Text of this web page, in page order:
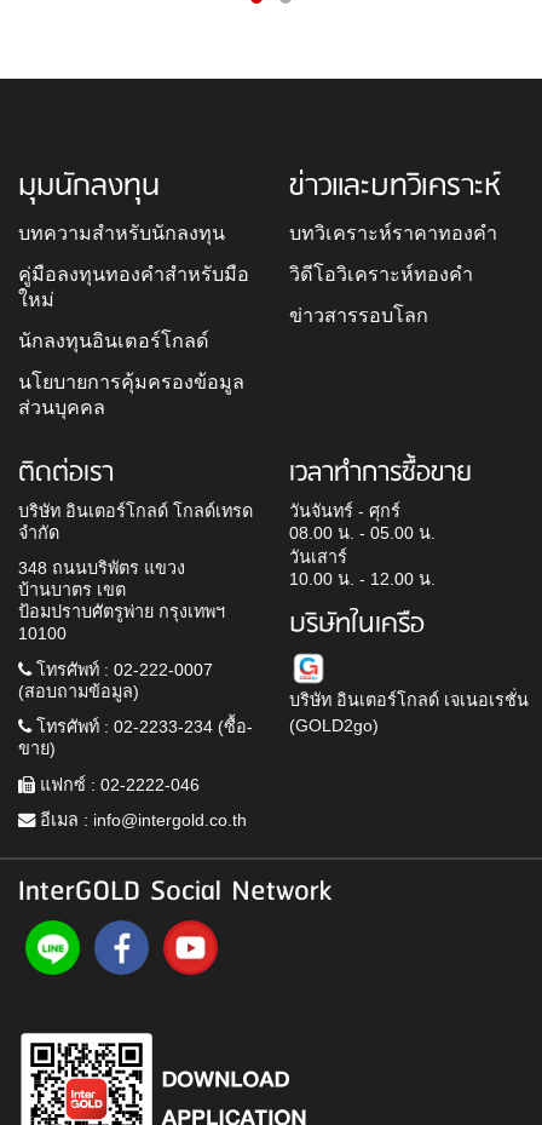
มุมนักลงทุน
บทความสำหรับนักลงทุน
คู่มือลงทุนทองคำสำหรับมือ
ใหม่
นักลงทุนอินเตอร์โกลด์
นโยบายการคุ้มครองข้อมูล
ส่วนบุคคล
ข่าวและบทวิเคราะห์
บทวิเคราะห์ราคาทองคำ
วิดีโอวิเคราะห์ทองคำ
ข่าวสารรอบโลก
ติดต่อเรา
บริษัท อินเตอร์โกลด์ โกลด์เทรด
จำกัด
348 ถนนบริพัตร แขวง
บ้านบาตร เขต
ป้อมปราบศัตรูพ่าย กรุงเทพฯ
10100
โทรศัพท์ : 02-222-0007
(สอบถามข้อมูล)
โทรศัพท์ : 02-2233-234 (ซื้อ-
ขาย)
แฟกซ์ : 02-2222-046
อีเมล : info@intergold.co.th
เวลาทำการซื้อขาย
วันจันทร์ - ศุกร์
08.00 น. - 05.00 น.
วันเสาร์
10.00 น. - 12.00 น.
บริษัทในเครือ
บริษัท อินเตอร์โกลด์ เจเนอเรชั่น
(GOLD2go)
InterGOLD Social Network